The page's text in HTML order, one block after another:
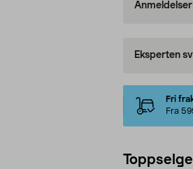
Anmeldelser
Eksperten
Fri
Fra